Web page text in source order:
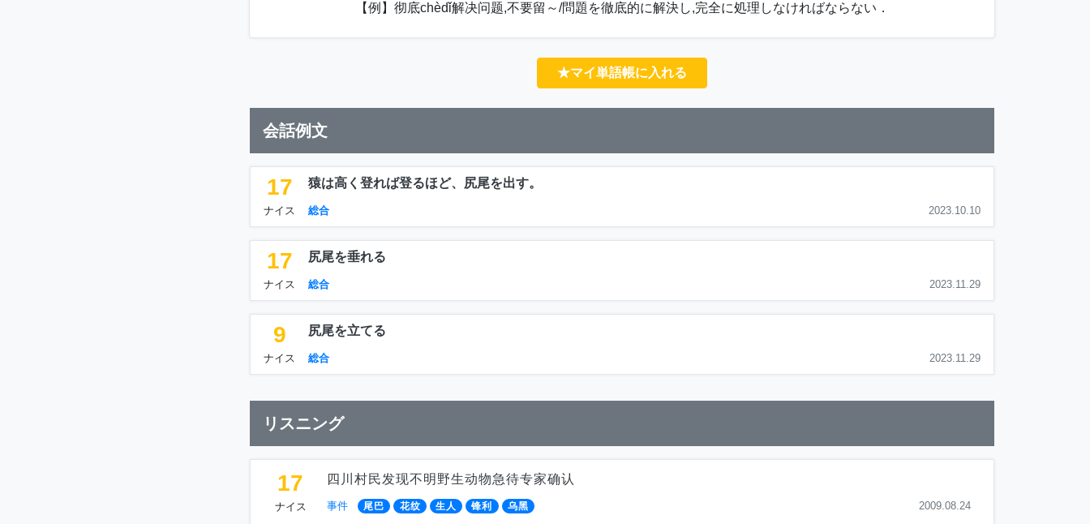
【例】彻底chèdǐ解决问题,不要留～/問題を徹底的に解決し,完全に処理しなければならない．
★マイ単語帳に入れる
会話例文
17
ナイス
猿は高く登れば登るほど、尻尾を出す。
総合 2023.10.10
17
ナイス
尻尾を垂れる
総合 2023.11.29
9
ナイス
尻尾を立てる
総合 2023.11.29
リスニング
17
ナイス
四川村民发现不明野生动物急待专家确认
事件 尾巴 花纹 生人 锋利 乌黑 2009.08.24